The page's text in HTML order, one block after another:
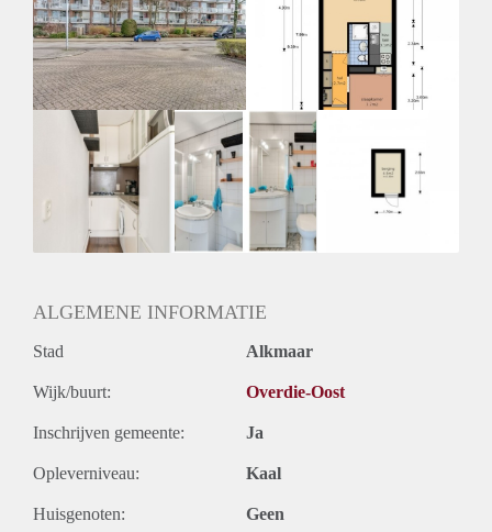
Inkomen eis
3,0 X Maandhuur Bruto
Huurtermijn
Onbepaalde termijn
Oplevering
ALGEMENE INFORMATIE
Stad Alkmaar
Wijk/buurt: Overdie-Oost
Inschrijven gemeente: Ja
Opleverniveau: Kaal
Huisgenoten: Geen